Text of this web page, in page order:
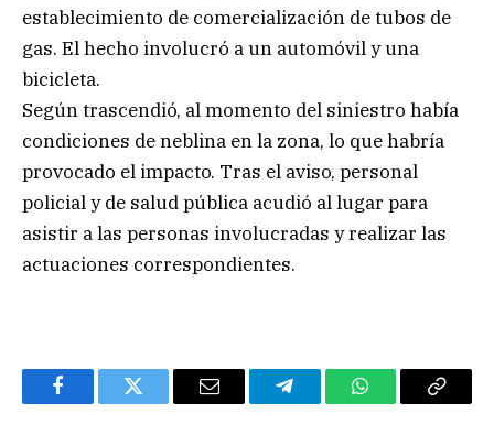
establecimiento de comercialización de tubos de
gas. El hecho involucró a un automóvil y una
bicicleta.
Según trascendió, al momento del siniestro había
condiciones de neblina en la zona, lo que habría
provocado el impacto. Tras el aviso, personal
policial y de salud pública acudió al lugar para
asistir a las personas involucradas y realizar las
actuaciones correspondientes.
FacebookTwitter Email TelegramWhatsAppCopy